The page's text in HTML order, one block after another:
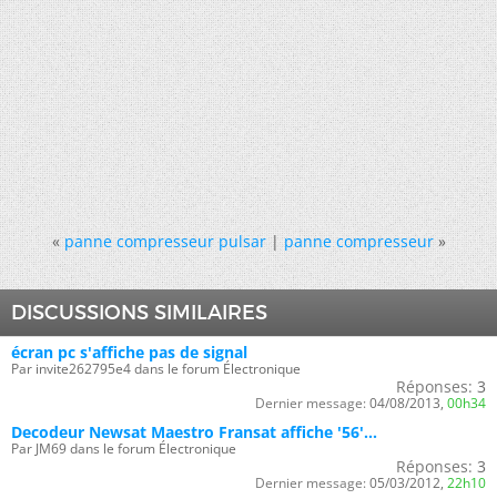
« panne compresseur pulsar|panne compresseur »
DISCUSSIONS SIMILAIRES
écran pc s'affiche pas de signal
Par invite262795e4 dans le forum Électronique
Réponses: 3
Dernier message: 04/08/2013, 00h34
Decodeur Newsat Maestro Fransat affiche '56'...
Par JM69 dans le forum Électronique
Réponses: 3
Dernier message: 05/03/2012, 22h10